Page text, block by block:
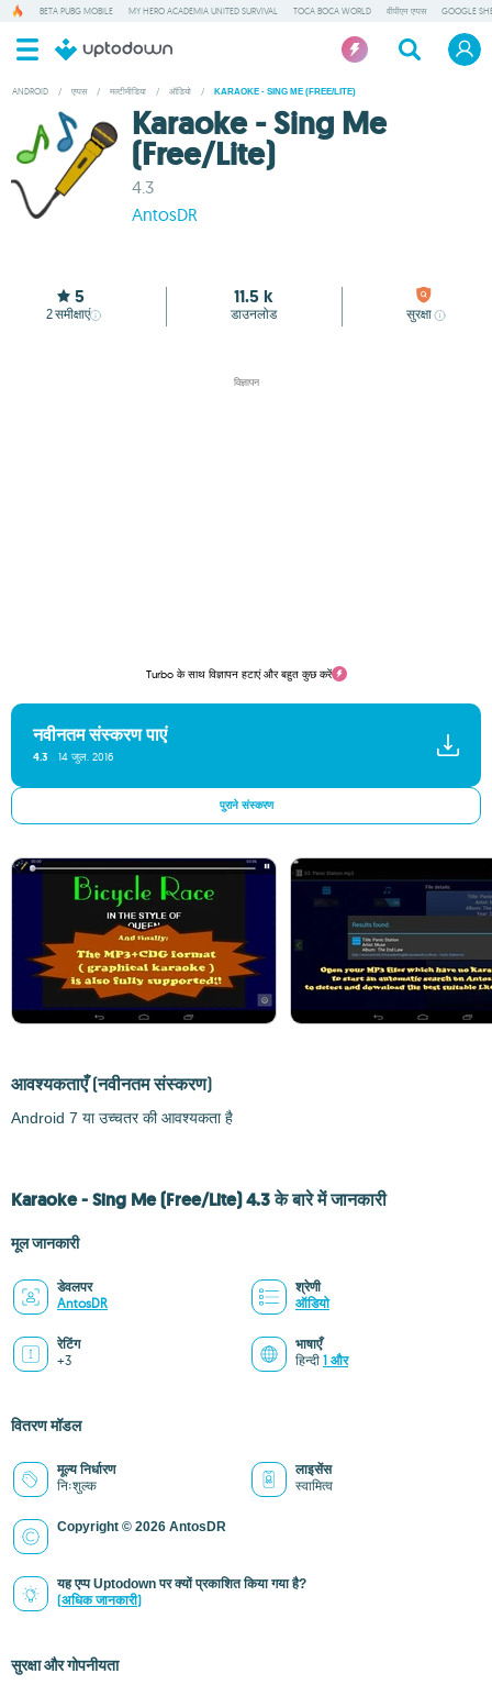
BETA PUBG MOBILE MY HERO ACADEMIA UNITED SURVIVAL TOCA BOCA WORLD वीपीएन एप्पस GOOGLE
ANDROID / एप्पस / मल्टीमीडिया / ऑडियो / KARAOKE - SING ME (FREE/LITE)
Karaoke - Sing Me
(Free/Lite)
4.3
AntosDR
5
2समीक्षाएं
11.5 k
डाउनलोड सुरक्षा
विज्ञापन
Turbo के साथ विज्ञापन हटाएं और बहुत कुछ करें
नवीनतम संस्करण पाएं
4.3 14 जुल. 2016
पुराने संस्करण
आवश्यकताएँ(नवीनतम संस्करण)
Android 7 या उच्चतर की आवश्यकता है
Karaoke - Sing Me (Free/Lite) 4.3 के बारे में जानकारी
मूल जानकारी
डेवलपर
AntosDR
श्रेणी
ऑडियो
रेटिंग
+3
भाषाएँ
हिन्दी 1 और
वितरण मॉडल
मूल्य निर्धारण
निःशुल्क
लाइसेंस
स्वामित्व
Copyright © 2026 AntosDR
यह एप्प Uptodown पर क्यों प्रकाशित किया गया है?
(अधिक जानकारी)
सुरक्षा और गोपनीयता